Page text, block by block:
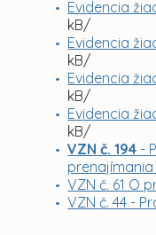
Evidencia
kB/
Evidencia
kB/
Evidencia
kB/
Evidencia
kB/
VZN č. 194 -
VZN č. 61 O
VZN č. 44 -